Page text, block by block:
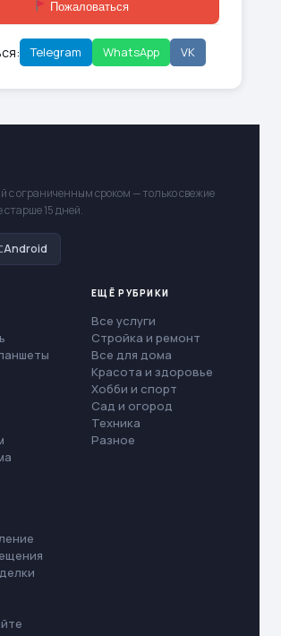
Пожаловаться
Telegram WhatsApp VK
с ограниченным сроком — только свежие
15 дней.
Android
ЕЩЁ РУБРИКИ
Все услуги
Стройка и ремонт
Все для дома
Красота и здоровье
Хобби и спорт
Сад и огород
Техника
Разное